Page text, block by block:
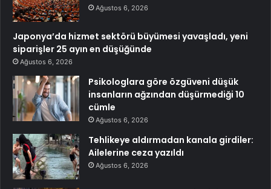
Ağustos 6, 2026
Japonya’da hizmet sektörü büyümesi yavaşladı, yeni
siparişler 25 ayın en düşüğünde
Ağustos 6, 2026
Psikologlara göre özgüveni düşük
insanların ağzından düşürmediği 10
cümle
Ağustos 6, 2026
Tehlikeye aldırmadan kanala girdiler:
Ailelerine ceza yazıldı
Ağustos 6, 2026